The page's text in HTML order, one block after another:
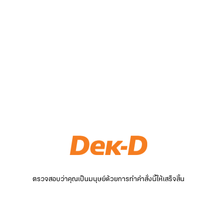
ตรวจสอบว่าคุณเป็นมนุษย์ด้วยการทำคำสั่งนี้ให้เสร็จสิ้น